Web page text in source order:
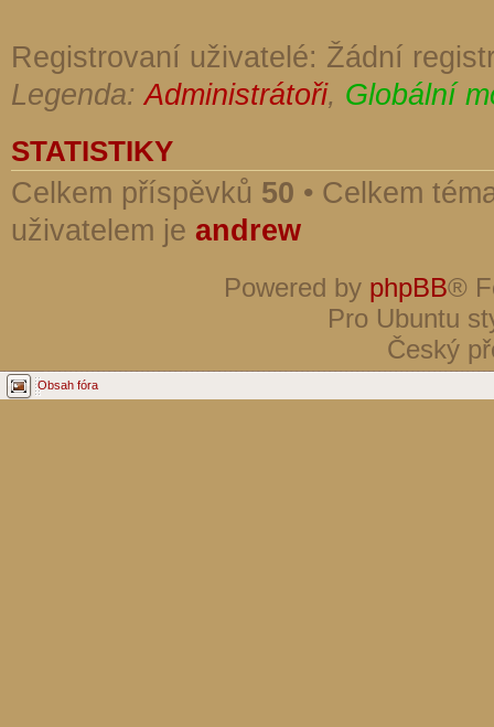
Registrovaní uživatelé: Žádní
Legenda:Administrátoři, Globální
STATISTIKY
Celkem příspěvků 50 • Celkem
uživatelem je andrew
Powered by phpBB®
Pro Ubuntu
Český
Obsah fóra